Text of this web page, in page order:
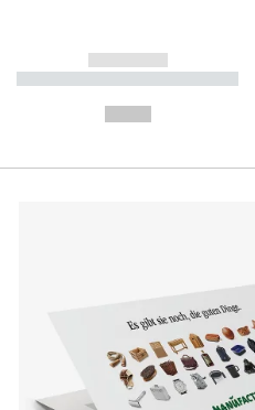
------------
----------- ----------- ----------